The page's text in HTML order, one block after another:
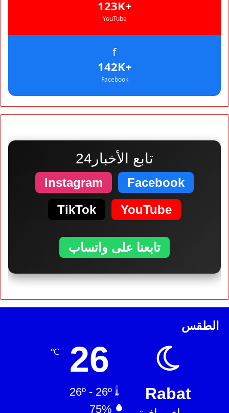
+123K
YouTube
f
+142K
Facebook
تابع الأخبار24
Facebook
Instagram
YouTube
TikTok
تابعنا على واتساب
الطقس
Rabat
26
℃
75%